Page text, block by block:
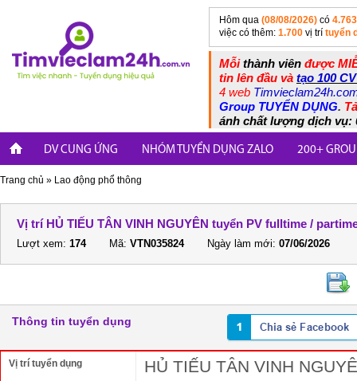
Hôm qua (08/08/2026) có 4.763
việc có thêm: 1.700 vị trí tuyển
Mỗithành viên được
tin lên đầu và tạo 100
4 web
Group TUYỂN DỤNG.
ánh chất lượng dịch vụ:
DV CUNG ỨNG NHÓM TUYỂN DỤNG ZALO 200+
Trang chủ » Lao động phổ thông
Vị trí HỦ TIẾU TÂN VINH NGUYÊN tuyển PV fulltime /
Lượt xem: 174 Mã: VTN035824 Ngày làm mới: 07/06/2026
Thông tin tuyển dụng
Vị trí tuyển dụng
HỦ TIẾU TÂN VINH